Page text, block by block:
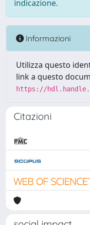
indicazione.
Informazioni
Utilizza questo
link a questo
https://
Citazioni